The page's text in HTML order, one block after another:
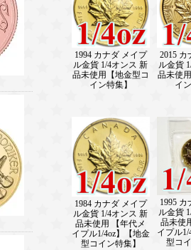
1994 カナダ メイプ
ル金貨 1/4オンス 新
品未使用【地金型コ
イン特集】
2015 カ
ル金貨
品未使
イ
1984 カナダ メイプ
ル金貨 1/4オンス 新
品未使用 【年代メ
イプル1/4oz】【地金
型コイン特集】
1995
ル金貨
品未使
イプル
型コ